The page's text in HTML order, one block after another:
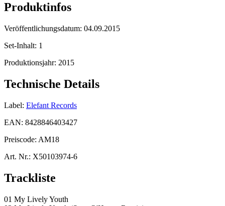
Produktinfos
Veröffentlichungsdatum: 04.09.2015
Set-Inhalt: 1
Produktionsjahr: 2015
Technische Details
Label: Elefant Records
EAN: 8428846403427
Preiscode: AM18
Art. Nr.: X50103974-6
Trackliste
01 My Lively Youth